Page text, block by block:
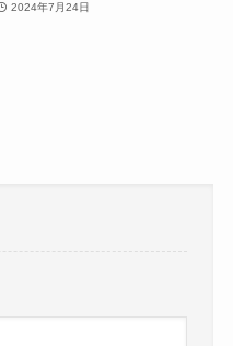
2024年7月24日